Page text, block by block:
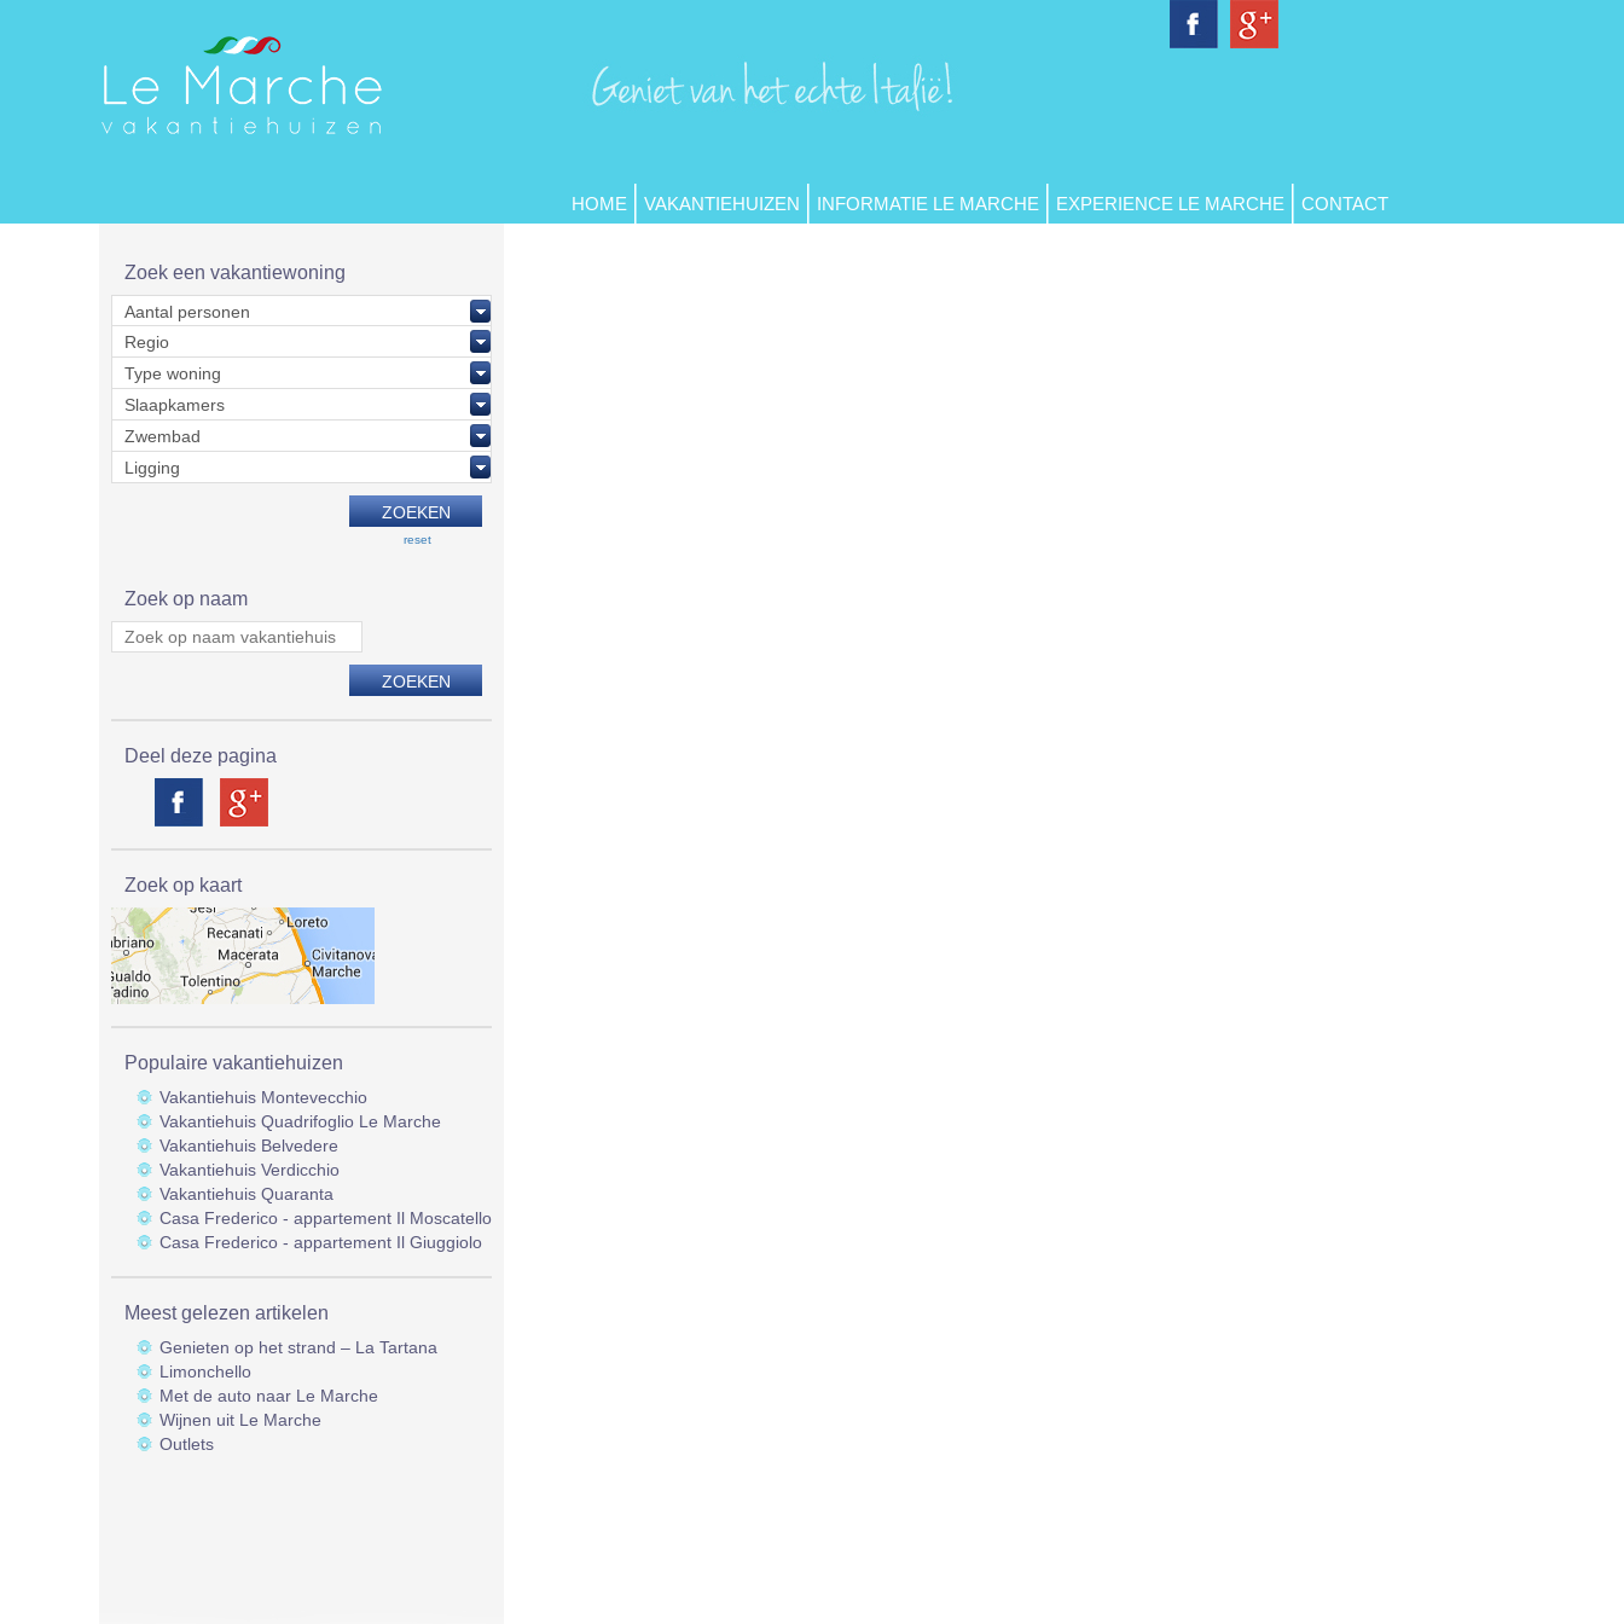
HOME VAKANTIEHUIZEN INFORMATIE LE MARCHE EXPERIENCE LE MARCHE CONTACT
Zoek een vakantiewoning
reset
Zoek op naam
Deel deze pagina
Zoek op kaart
Populaire vakantiehuizen
Vakantiehuis Montevecchio
Vakantiehuis Quadrifoglio Le Marche
Vakantiehuis Belvedere
Vakantiehuis Verdicchio
Vakantiehuis Quaranta
Casa Frederico - appartement Il Moscatello
Casa Frederico - appartement Il Giuggiolo
Meest gelezen artikelen
Genieten op het strand – La Tartana
Limonchello
Met de auto naar Le Marche
Wijnen uit Le Marche
Outlets